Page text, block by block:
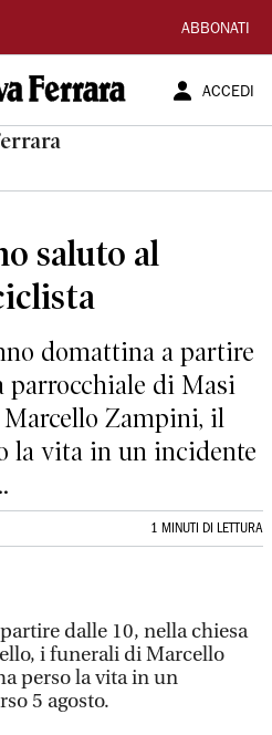
ABBONATI
ACCEDI
saluto al
domattina a partire
parrocchiale di Masi
Zampini, il
la vita in un incidente
1 MINUTI DI LETTURA
dalle 10, nella chiesa
i funerali di Marcello
perso la vita in un
5 agosto.